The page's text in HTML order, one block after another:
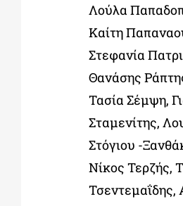
Λούλα
Καίτη
Στεφανία
Θανάσης
Τασία Σέμψη,
Σταμενίτης,
Στόγιου -
Νίκος Τερζής,
Τσεντεμαΐδης,